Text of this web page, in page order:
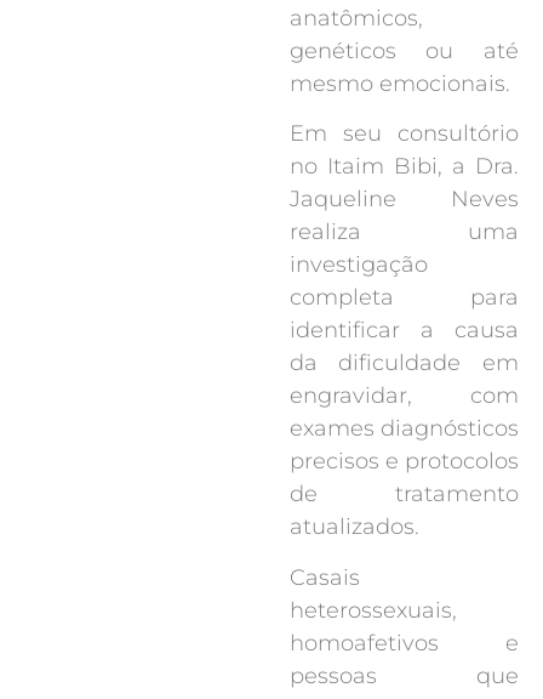
anatômicos,
genéticos ou até
mesmo emocionais.
Em seu consultório
no Itaim Bibi, a Dra.
Jaqueline Neves
realiza uma
investigação
completa para
identificar a causa
da dificuldade em
engravidar, com
exames diagnósticos
precisos e protocolos
de tratamento
atualizados.
Casais
heterossexuais,
homoafetivos e
pessoas que